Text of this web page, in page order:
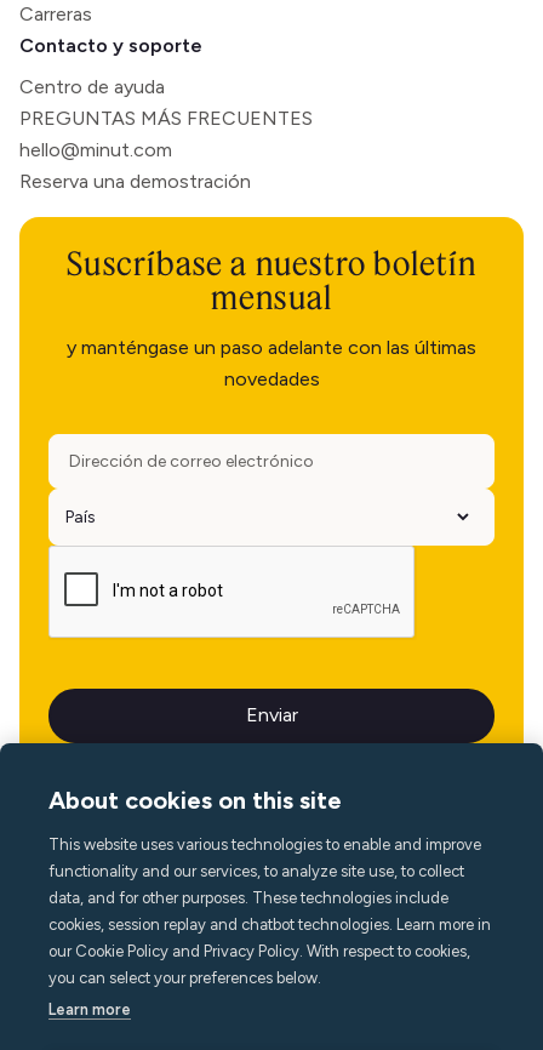
Carreras
Contacto y soporte
Centro de ayuda
PREGUNTAS MÁS FRECUENTES
hello@minut.com
Reserva una demostración
Suscríbase a nuestro boletín
mensual
y manténgase un paso adelante con las últimas
novedades
Idioma
About cookies on this site
This website uses various technologies to enable and improve
functionality and our services, to analyze site use, to collect
data, and for other purposes. These technologies include
cookies, session replay and chatbot technologies. Learn more in
our Cookie Policy and Privacy Policy. With respect to cookies,
you can select your preferences below.
Learn more